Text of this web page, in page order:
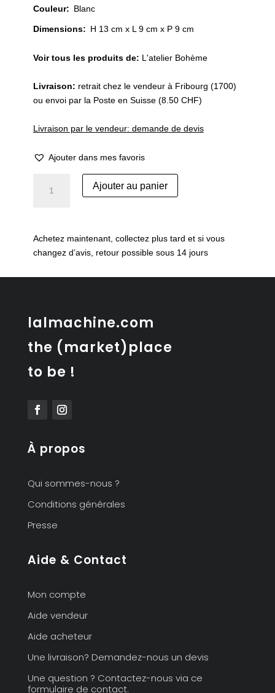
Couleur: Blanc
Dimensions: H 13 cm x L 9 cm x P 9 cm
Voir tous les produits de: L'atelier Bohème
Livraison: retrait chez le vendeur à Fribourg (1700)
ou envoi par la Poste en Suisse (8.50 CHF)
Livraison par le vendeur: demande de devis
Ajouter dans mes favoris
suédois
Rörstrand
Ajouter au panier
Achetez maintenant, collectez plus tard et si vous
changez d’avis, retour possible sous 14 jours
lalmachine.com
the (market)place
to be !
À propos
Qui sommes-nous ?
Conditions générales
Presse
Aide & Contact
Mon compte
Aide vendeur
Aide acheteur
Une livraison? Demandez-nous un devis
Une question ? Contactez-nous via ce
formulaire de contact.